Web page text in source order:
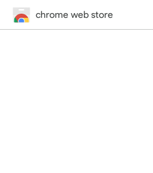
chrome web store